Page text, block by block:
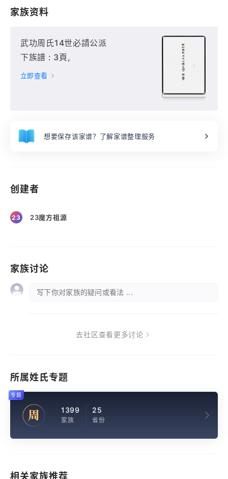
家族资料
武功周氏14世必請公派
下族譜 : 3頁,
立即查看
想要保存该家谱？了解家谱整理服务
创建者
23 23魔方祖源
家族讨论
写下你对家族的疑问或看法 ...
去社区查看更多讨论
所属姓氏专题
周 1399
家族
25
省份
专题
相关家族推荐